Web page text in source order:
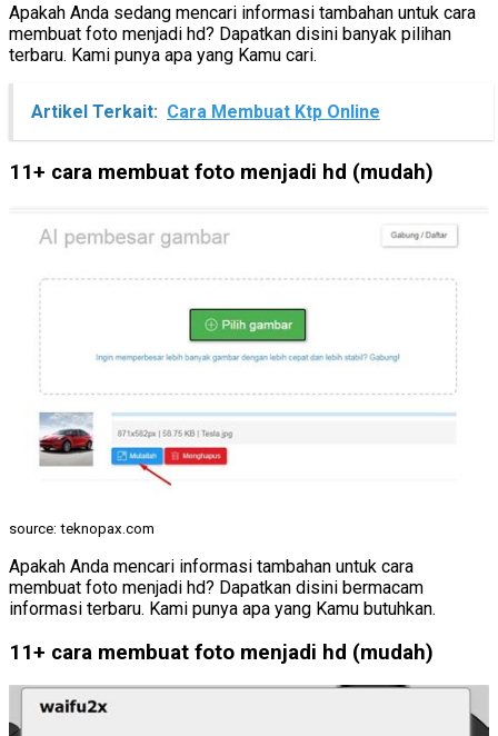
Apakah Anda sedang mencari informasi tambahan untuk cara
membuat foto menjadi hd? Dapatkan disini banyak pilihan
terbaru. Kami punya apa yang Kamu cari.
Artikel Terkait: Cara Membuat Ktp Online
11+ cara membuat foto menjadi hd (mudah)
source: teknopax.com
Apakah Anda mencari informasi tambahan untuk cara
membuat foto menjadi hd? Dapatkan disini bermacam
informasi terbaru. Kami punya apa yang Kamu butuhkan.
11+ cara membuat foto menjadi hd (mudah)